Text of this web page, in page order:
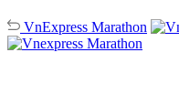
VnExpress Marathon